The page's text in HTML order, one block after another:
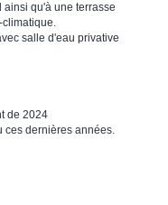
qu'à une terrasse
salle d'eau privative
de 2024
ces dernières années.